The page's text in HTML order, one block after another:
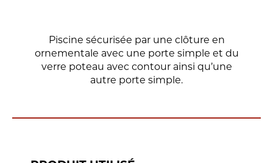
Piscine sécurisée par une clôture en
ornementale avec une porte simple et du
verre poteau avec contour ainsi qu’une
autre porte simple.